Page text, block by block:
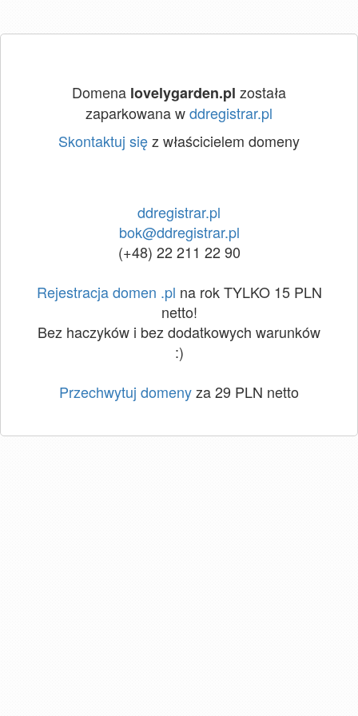
Domena lovelygarden.pl została
zaparkowana wddregistrar.pl
Skontaktuj sięz właścicielem domeny
ddregistrar.pl
bok@ddregistrar.pl
(+48) 22 211 22 90
Rejestracja domen .pl na rok TYLKO 15 PLN
netto!
Bez haczyków i bez dodatkowych warunków
:)
Przechwytuj domenyza 29 PLN netto